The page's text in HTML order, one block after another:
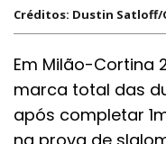
Créditos: Dustin Satloff/
Em Milão-Cortina
marca total das
após completar